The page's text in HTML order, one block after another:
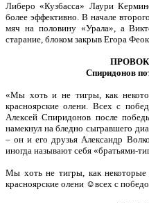
Либеро «Кузбасса» Лаури
более эффективно. В начале
мяч на половину «Урала», а
старание, блоком закрыв Егора
Спиридонов
«Мы хоть и не тигры, как
красноярские олени. Всех с
Алексей Спиридонов после
намекнул на бледно сыгравшего
– он и его друзья Александр
иногда называют себя «братьями-
Мы хоть не тигры, как
красноярские олени ☺всех с